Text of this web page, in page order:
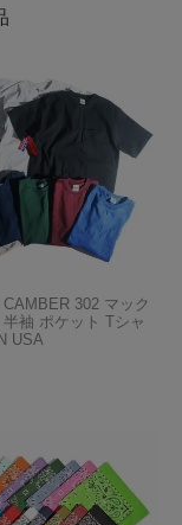
302 マック
袖 ポケット Tシャ
USA